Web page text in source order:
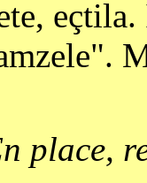
place,